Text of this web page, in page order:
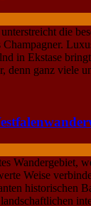
die
in Ekstase
denn ganz viele
Wandergebiet,
Weise
historischen